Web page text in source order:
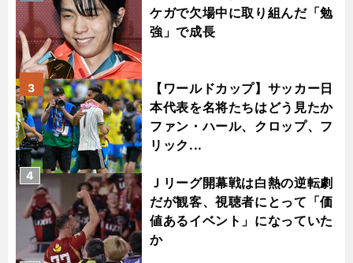
ケガで欠場中に取り組んだ「勉
強」で成長
【ワールドカップ】サッカー日
本代表を名将たちはどう見たか
ファン・ハール、クロップ、フ
リック...
3
Ｊリーグ開幕戦は白熱の逆転劇
だが観客、視聴者にとって「価
値あるイベント」になっていた
か
4